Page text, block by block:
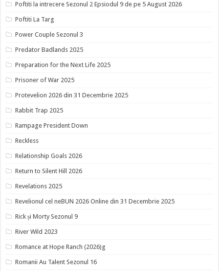
Poftiti la intrecere Sezonul 2 Epsiodul 9 de pe 5 August 2026
Poftiti La Targ
Power Couple Sezonul 3
Predator Badlands 2025
Preparation for the Next Life 2025
Prisoner of War 2025
Protevelion 2026 din 31 Decembrie 2025
Rabbit Trap 2025
Rampage President Down
Reckless
Relationship Goals 2026
Return to Silent Hill 2026
Revelations 2025
Revelionul cel neBUN 2026 Online din 31 Decembrie 2025
Rick și Morty Sezonul 9
River Wild 2023
Romance at Hope Ranch (2026)g
Romanii Au Talent Sezonul 16